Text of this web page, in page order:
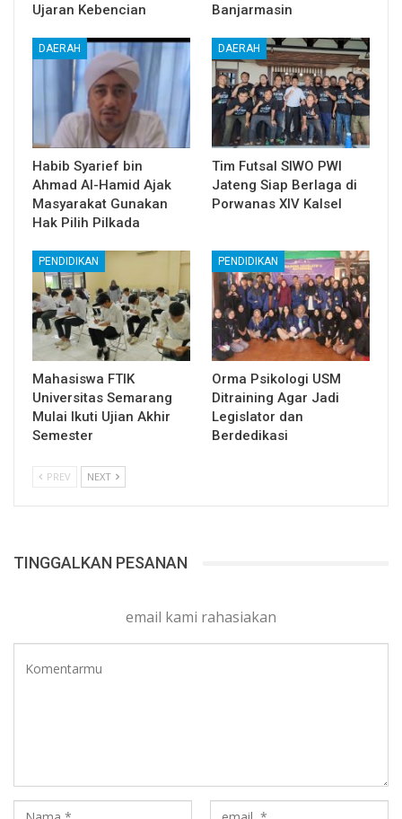
Ujaran Kebencian
Banjarmasin
DAERAH
Habib Syarief bin
Ahmad Al-Hamid Ajak
Masyarakat Gunakan
Hak Pilih Pilkada
DAERAH
Tim Futsal SIWO PWI
Jateng Siap Berlaga di
Porwanas XIV Kalsel
PENDIDIKAN
Mahasiswa FTIK
Universitas Semarang
Mulai Ikuti Ujian Akhir
Semester
PENDIDIKAN
Orma Psikologi USM
Ditraining Agar Jadi
Legislator dan
Berdedikasi
PREV NEXT
TINGGALKAN PESANAN
email kami rahasiakan